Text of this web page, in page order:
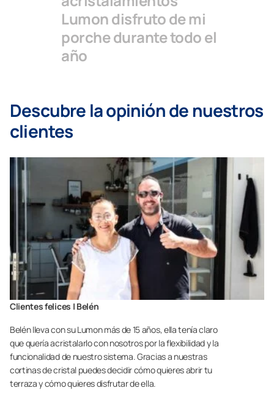
Lumon disfruto de mi
porche durante todo el
año
Descubre la opinión de nuestros
clientes
Clientes felices | Belén
Belén lleva con su Lumon más de 15 años, ella tenía claro
que quería acristalarlo con nosotros por la flexibilidad y la
funcionalidad de nuestro sistema. Gracias a nuestras
cortinas de cristal puedes decidir cómo quieres abrir tu
terraza y cómo quieres disfrutar de ella.